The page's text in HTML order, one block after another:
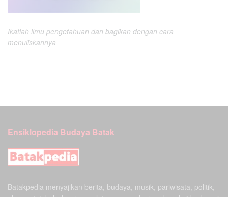
Ikatlah ilmu pengetahuan dan bagikan dengan cara
menuliskannya
Ensiklopedia Budaya Batak
Batakpedia menyajikan berita, budaya, musik, pariwisata, politik,